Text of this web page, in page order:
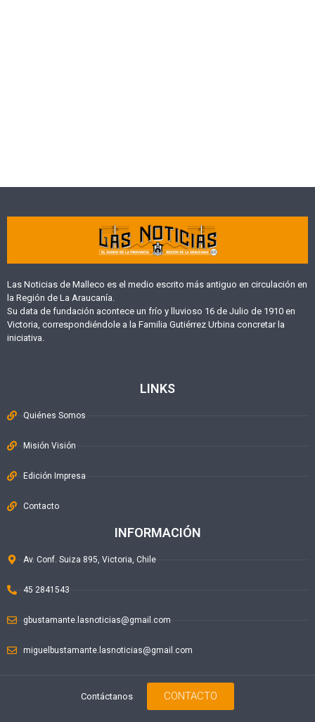
Las Noticias de Malleco es el medio escrito más antiguo en circulación en
la Región de La Araucanía.
Su data de fundación acontece un frío y lluvioso 16 de Julio de 1910 en
Victoria, correspondiéndole a la Familia Gutiérrez Urbina concretar la
iniciativa.
LINKS
Quiénes Somos
Misión Visión
Edición Impresa
Contacto
INFORMACIÓN
Av. Conf. Suiza 895, Victoria, Chile
45 2841543
gbustamante.lasnoticias@gmail.com
miguelbustamante.lasnoticias@gmail.com
Contáctanos CONTACTO